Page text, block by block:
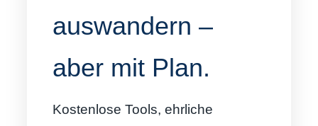
auswandern –
aber mit Plan.
Kostenlose Tools, ehrliche